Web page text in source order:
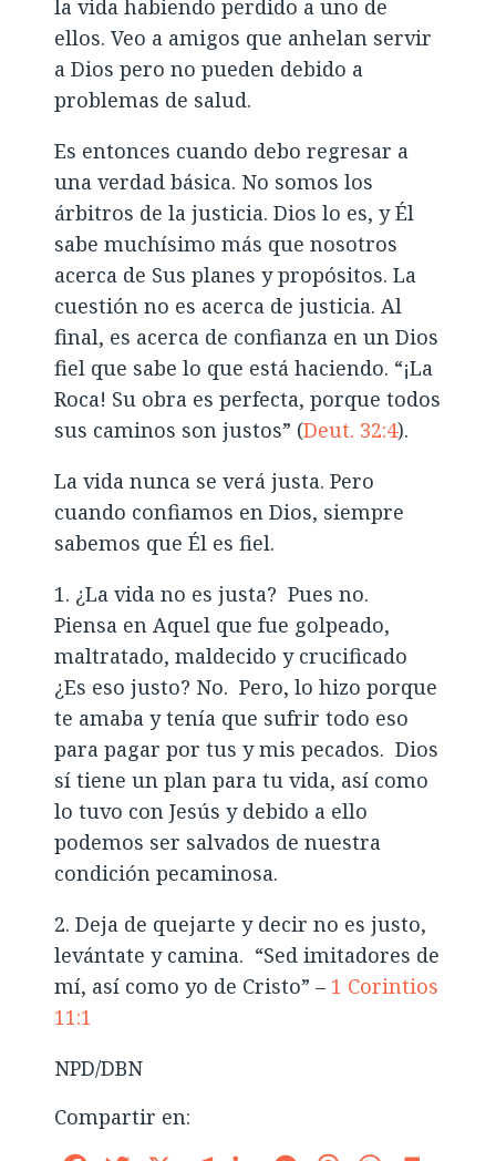
la vida habiendo perdido a uno de
ellos. Veo a amigos que anhelan servir
a Dios pero no pueden debido a
problemas de salud.
Es entonces cuando debo regresar a
una verdad básica. No somos los
árbitros de la justicia. Dios lo es, y Él
sabe muchísimo más que nosotros
acerca de Sus planes y propósitos. La
cuestión no es acerca de justicia. Al
final, es acerca de confianza en un Dios
fiel que sabe lo que está haciendo. “¡La
Roca! Su obra es perfecta, porque todos
sus caminos son justos” (Deut. 32:4).
La vida nunca se verá justa. Pero
cuando confiamos en Dios, siempre
sabemos que Él es fiel.
1. ¿La vida no es justa? Pues no.
Piensa en Aquel que fue golpeado,
maltratado, maldecido y crucificado
¿Es eso justo? No. Pero, lo hizo porque
te amaba y tenía que sufrir todo eso
para pagar por tus y mis pecados. Dios
sí tiene un plan para tu vida, así como
lo tuvo con Jesús y debido a ello
podemos ser salvados de nuestra
condición pecaminosa.
2. Deja de quejarte y decir no es justo,
levántate y camina. “Sed imitadores de
mí, así como yo de Cristo” – 1 Corintios
11:1
NPD/DBN
Compartir en: